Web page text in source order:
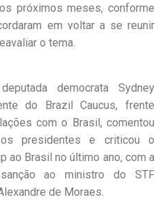
próximos meses, conforme
em voltar a se reunir
o tema.
democrata Sydney
do Brazil Caucus, frente
com o Brasil, comentou
presidentes e criticou o
ao Brasil no último ano, com a
ao ministro do STF
de Moraes.